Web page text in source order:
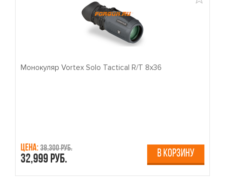
Монокуляр Vortex Solo Tactical R/T 8x36
Цена: 38,300 руб.
32,999 руб. В КОРЗИНУ